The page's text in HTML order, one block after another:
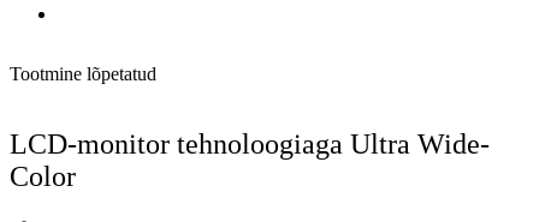
Tootmine lõpetatud
LCD-monitor tehnoloogiaga Ultra Wide-
Color